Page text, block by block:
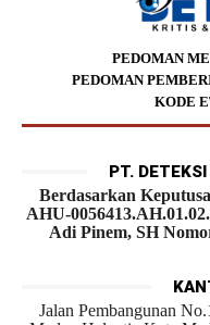
PEDOMAN
PEDOMAN
KODE
PT.
Berdasarkan
AHU-
Adi Pinem, SH
Jalan Pembangunan